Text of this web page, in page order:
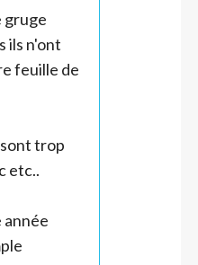
gruge
ils n'ont
feuille de
sont trop
etc..
année